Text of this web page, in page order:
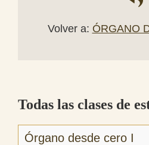
Volver a: ÓRGANO
Todas las clases de
Órgano desde cero I